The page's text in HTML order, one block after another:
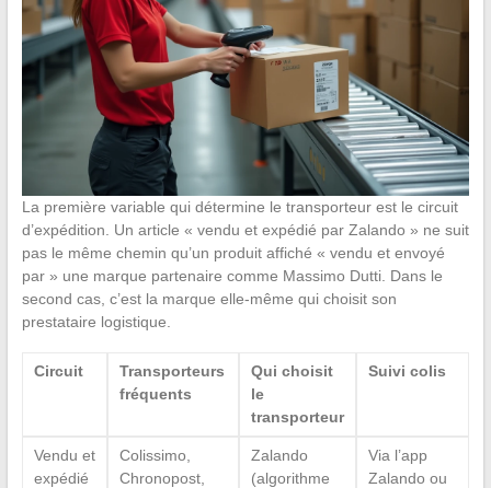
La première variable qui détermine le transporteur est le circuit
d’expédition. Un article « vendu et expédié par Zalando » ne suit
pas le même chemin qu’un produit affiché « vendu et envoyé
par » une marque partenaire comme Massimo Dutti. Dans le
second cas, c’est la marque elle-même qui choisit son
prestataire logistique.
Circuit
Transporteurs
fréquents
Qui choisit
le
transporteur
Suivi colis
Vendu et
expédié
Colissimo,
Chronopost,
Zalando
(algorithme
Via l’app
Zalando ou